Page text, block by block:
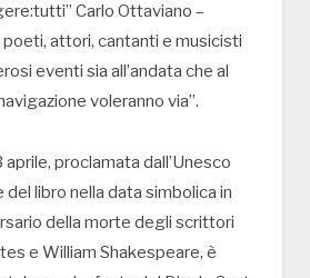
Carlo Ottaviano –
attori, cantanti e musicisti
eventi sia all’andata che al
voleranno via”.
proclamata dall’Unesco
del libro nella data simbolica in
della morte degli scrittori
e William Shakespeare, è